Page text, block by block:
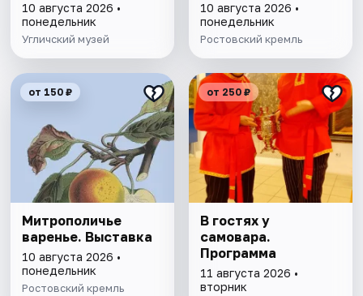
10 августа 2026 •
понедельник
Угличский музей
10 августа 2026 •
понедельник
Ростовский кремль
от 150 ₽
Митрополичье
варенье. Выставка
10 августа 2026 •
понедельник
Ростовский кремль
от 250 ₽
В гостях у
самовара.
Программа
11 августа 2026 •
вторник